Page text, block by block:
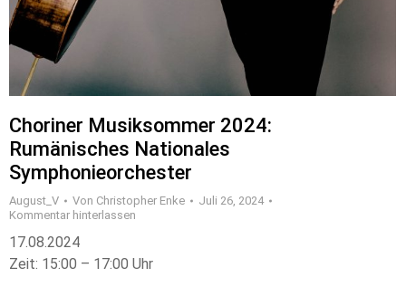
Choriner Musiksommer 2024:
Rumänisches Nationales
Symphonieorchester
August_V Von Christopher Enke
Juli 26, 2024
Kommentar hinterlassen
17.08.2024
Zeit: 15:00 – 17:00 Uhr